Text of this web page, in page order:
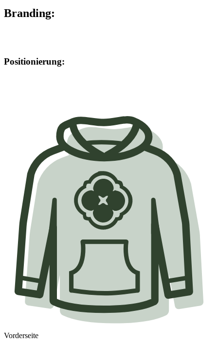
Branding:
Positionierung:
Vorderseite